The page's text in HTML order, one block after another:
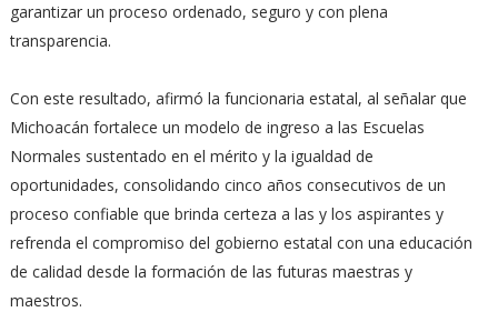
garantizar un proceso ordenado, seguro y con plena
transparencia.
Con este resultado, afirmó la funcionaria estatal, al señalar que
Michoacán fortalece un modelo de ingreso a las Escuelas
Normales sustentado en el mérito y la igualdad de
oportunidades, consolidando cinco años consecutivos de un
proceso confiable que brinda certeza a las y los aspirantes y
refrenda el compromiso del gobierno estatal con una educación
de calidad desde la formación de las futuras maestras y
maestros.